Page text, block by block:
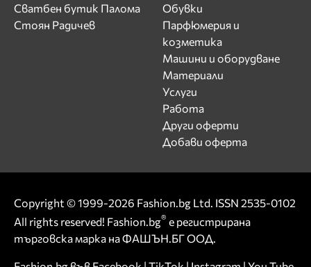
Сватбен бутик Палома
Стоян Радичев
Обувки
Парфюмерия и
козметика
Машини и оборудване
Материали
Услуги
Работа
Други оферти
Добави оферта
Copyright © 1999-2026 Fashion.bg Ltd. ISSN 2535-0102
All rights reserved! Fashion.bg® е регистрирана
търговска марка на ФАШЪН.БГ ООД.